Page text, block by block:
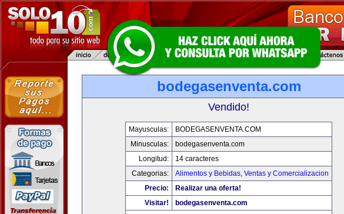
bodegasenventa.com
Vendido!
Mayusculas:
BODEGASENVENTA.COM
Minusculas:
bodegasenventa.com
Longitud:
14 caracteres
Categorias:
Alimentos y Bebidas, Ventas y Comercializacion
Precio:
Realizar una oferta!
Visitar!
bodegasenventa.com